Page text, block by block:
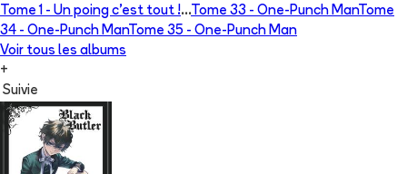
Tome 1 - Un poing c’est tout !...Tome 33 - One-Punch ManTome
34 - One-Punch ManTome 35 - One-Punch Man
Voir tous les albums
+
Suivie